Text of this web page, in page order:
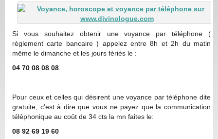
Si vous souhaitez obtenir une voyance par téléphone (
règlement carte bancaire ) appelez entre 8h et 2h du matin
même le dimanche et les jours fériés le :
04 70 08 08 08
Pour ceux et celles qui désirent une voyance par téléphone dite
gratuite, c’est à dire que vous ne payez que la communication
téléphonique au coût de 34 cts la mn faites le:
08 92 69 19 60